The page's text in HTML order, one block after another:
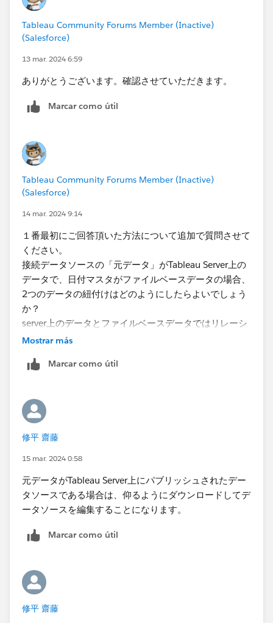
Tableau Community Forums Member (Inactive)
(Salesforce)
13 mar. 2024 6:59
ありがとうございます。確認させていただきます。
Marcar como útil
Tableau Community Forums Member (Inactive)
(Salesforce)
14 mar. 2024 9:14
１番最初にご回答頂いた方法について追加で質問させて
ください。
接続データソースの「元データ」がTableau Server上の
データで、日付マスタがファイルベースデータの場合、
2つのデータの紐付けはどのようにしたらよいでしょう
か？
server上のデータとファイルベースデータではリレーシ
ョンを組むことはできず、ブレンドでも対応できないか
server上のデータをダウンロードし作成するしかない認
何卒よろしくお願いいたします。
Mostrar más
Marcar como útil
修平 齋藤
15 mar. 2024 0:58
元データがTableau Server上にパブリッシュされたデー
タソースである場合は、仰るようにダウンロードしてデ
ータソースを編集することになります。
Marcar como útil
修平 齋藤